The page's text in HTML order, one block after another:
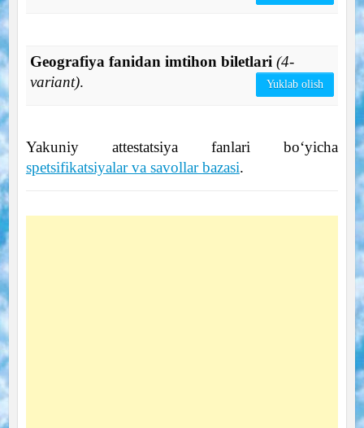
Geografiya fanidan imtihon biletlari (4-
variant). Yuklab olish
Yakuniy attestatsiya fanlari bo‘yicha
spetsifikatsiyalar va savollar bazasi.